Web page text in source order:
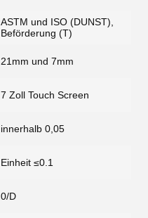
ASTM und ISO (DUNST),
Beförderung (T)
21mm und 7mm
7 Zoll Touch Screen
innerhalb 0,05
Einheit ≤0.1
0/D